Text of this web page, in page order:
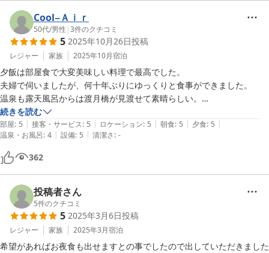
Cool−Ａｉｒ
50代/男性 |3件のクチコミ
5 2025年10月26日投稿
レジャー 家族 2025年10月宿泊
夕飯は部屋食で大変美味しい料理で最高でした。
夫婦で伺いましたが、何十年ぶりにゆっくりと食事ができました。
温泉も露天風呂からは渡月橋が見渡せて素晴らしい。
朝風呂にいって正解でした。
朝食も大変美味しく料理の質も量も満足しました。
また京都に伺った際は、利用したいと思います。
続きを読む
部屋: 5 | 接客・サービス: 5 | ロケーション: 5 | 朝食: 5 | 夕食: 5 |
温泉・お風呂: 4 | 設備: 5 | 清潔さ: -
362
投稿者さん
5件のクチコミ
5 2025年3月6日投稿
レジャー 家族 2025年3月宿泊
希望があればお夜食も出せますとの事でしたので出していただきました